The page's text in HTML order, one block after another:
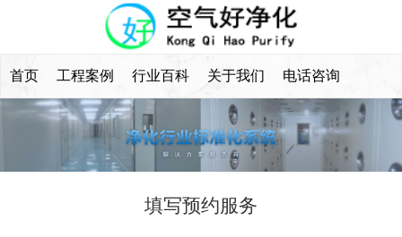
首页 工程案例 行业百科 关于我们 电话咨询
填写预约服务